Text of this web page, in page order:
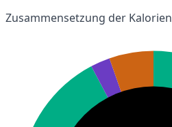
Zusammensetzung der Kalorien